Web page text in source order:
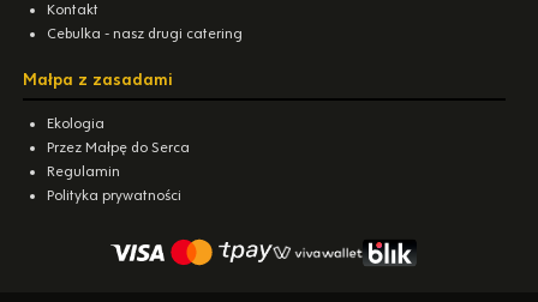
Kontakt
Cebulka - nasz drugi catering
Małpa z zasadami
Ekologia
Przez Małpę do Serca
Regulamin
Polityka prywatności